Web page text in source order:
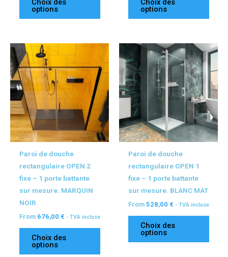
Choix des
options
Choix des
options
Paroi de douche
rectangulaire OPEN 2
fixe – 1 porte battante
sur mesure. MARQUIN
NOIR
From 676,00 € - TVA incluse
Choix des
options
Ce
produit
a
plusieurs
variations.
Les
options
peuvent
produit
Paroi de douche
rectangulaire OPEN 1
fixe – 1 porte battante
sur mesure. BLANC MAT
From 528,00 € - TVA incluse
Choix des
options
Ce
a
Les
du